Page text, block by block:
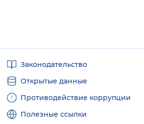
ссылкиЗаконодательство
Открытые данные
Противодействие коррупции
Полезные ссылки